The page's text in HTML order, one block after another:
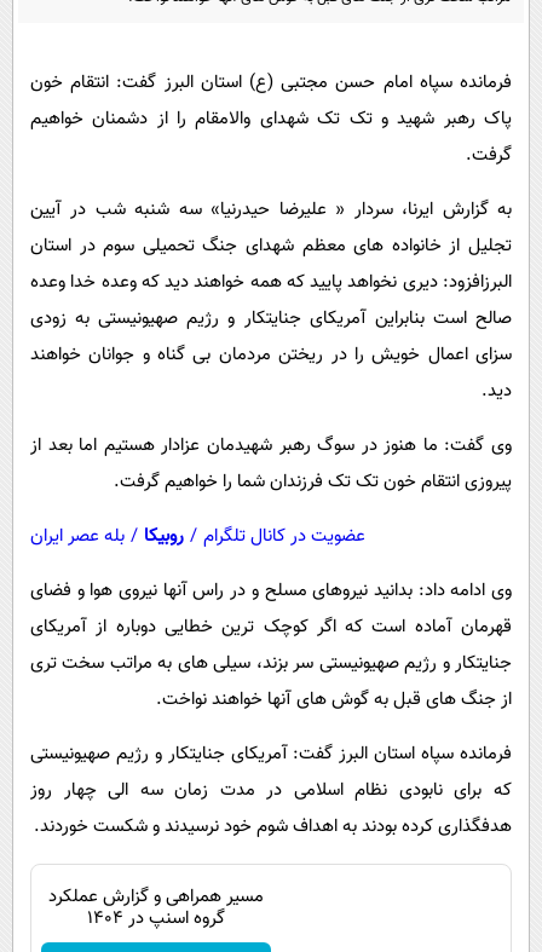
سرگرمی
سلامت
فرهنگی
بین الملل
اجتماعی
سیاست خارجی
پیامک
آشپزی
فرمانده سپاه امام حسن مجتبی (ع) استان البرز گفت: انتقام خون
پاک رهبر شهید و تک تک شهدای والامقام را از دشمنان خواهیم
گرفت.
به گزارش ایرنا، سردار « علیرضا حیدرنیا» سه شنبه شب در آیین
تجلیل از خانواده های معظم شهدای جنگ تحمیلی سوم در استان
البرزافزود: دیری نخواهد پایید که همه خواهند دید که وعده خدا وعده
صالح است بنابراین آمریکای جنایتکار و رژیم صهیونیستی به زودی
سزای اعمال خویش را در ریختن مردمان بی گناه و جوانان خواهند
دید.
وی گفت: ما هنوز در سوگ رهبر شهیدمان عزادار هستیم اما بعد از
پیروزی انتقام خون تک تک فرزندان شما را خواهیم گرفت.
عضویت در کانال تلگرام / روبیکا / بله عصر ایران
وی ادامه داد: بدانید نیروهای مسلح و در راس آنها نیروی هوا و فضای
قهرمان آماده است که اگر کوچک ترین خطایی دوباره از آمریکای
جنایتکار و رژیم صهیونیستی سر بزند، سیلی های به مراتب سخت تری
از جنگ های قبل به گوش های آنها خواهند نواخت.
فرمانده سپاه استان البرز گفت: آمریکای جنایتکار و رژیم صهیونیستی
که برای نابودی نظام اسلامی در مدت زمان سه الی چهار روز
هدفگذاری کرده بودند به اهداف شوم خود نرسیدند و شکست خوردند.
مسیر همراهی و گزارش عملکرد
گروه اسنپ در ۱۴۰۴